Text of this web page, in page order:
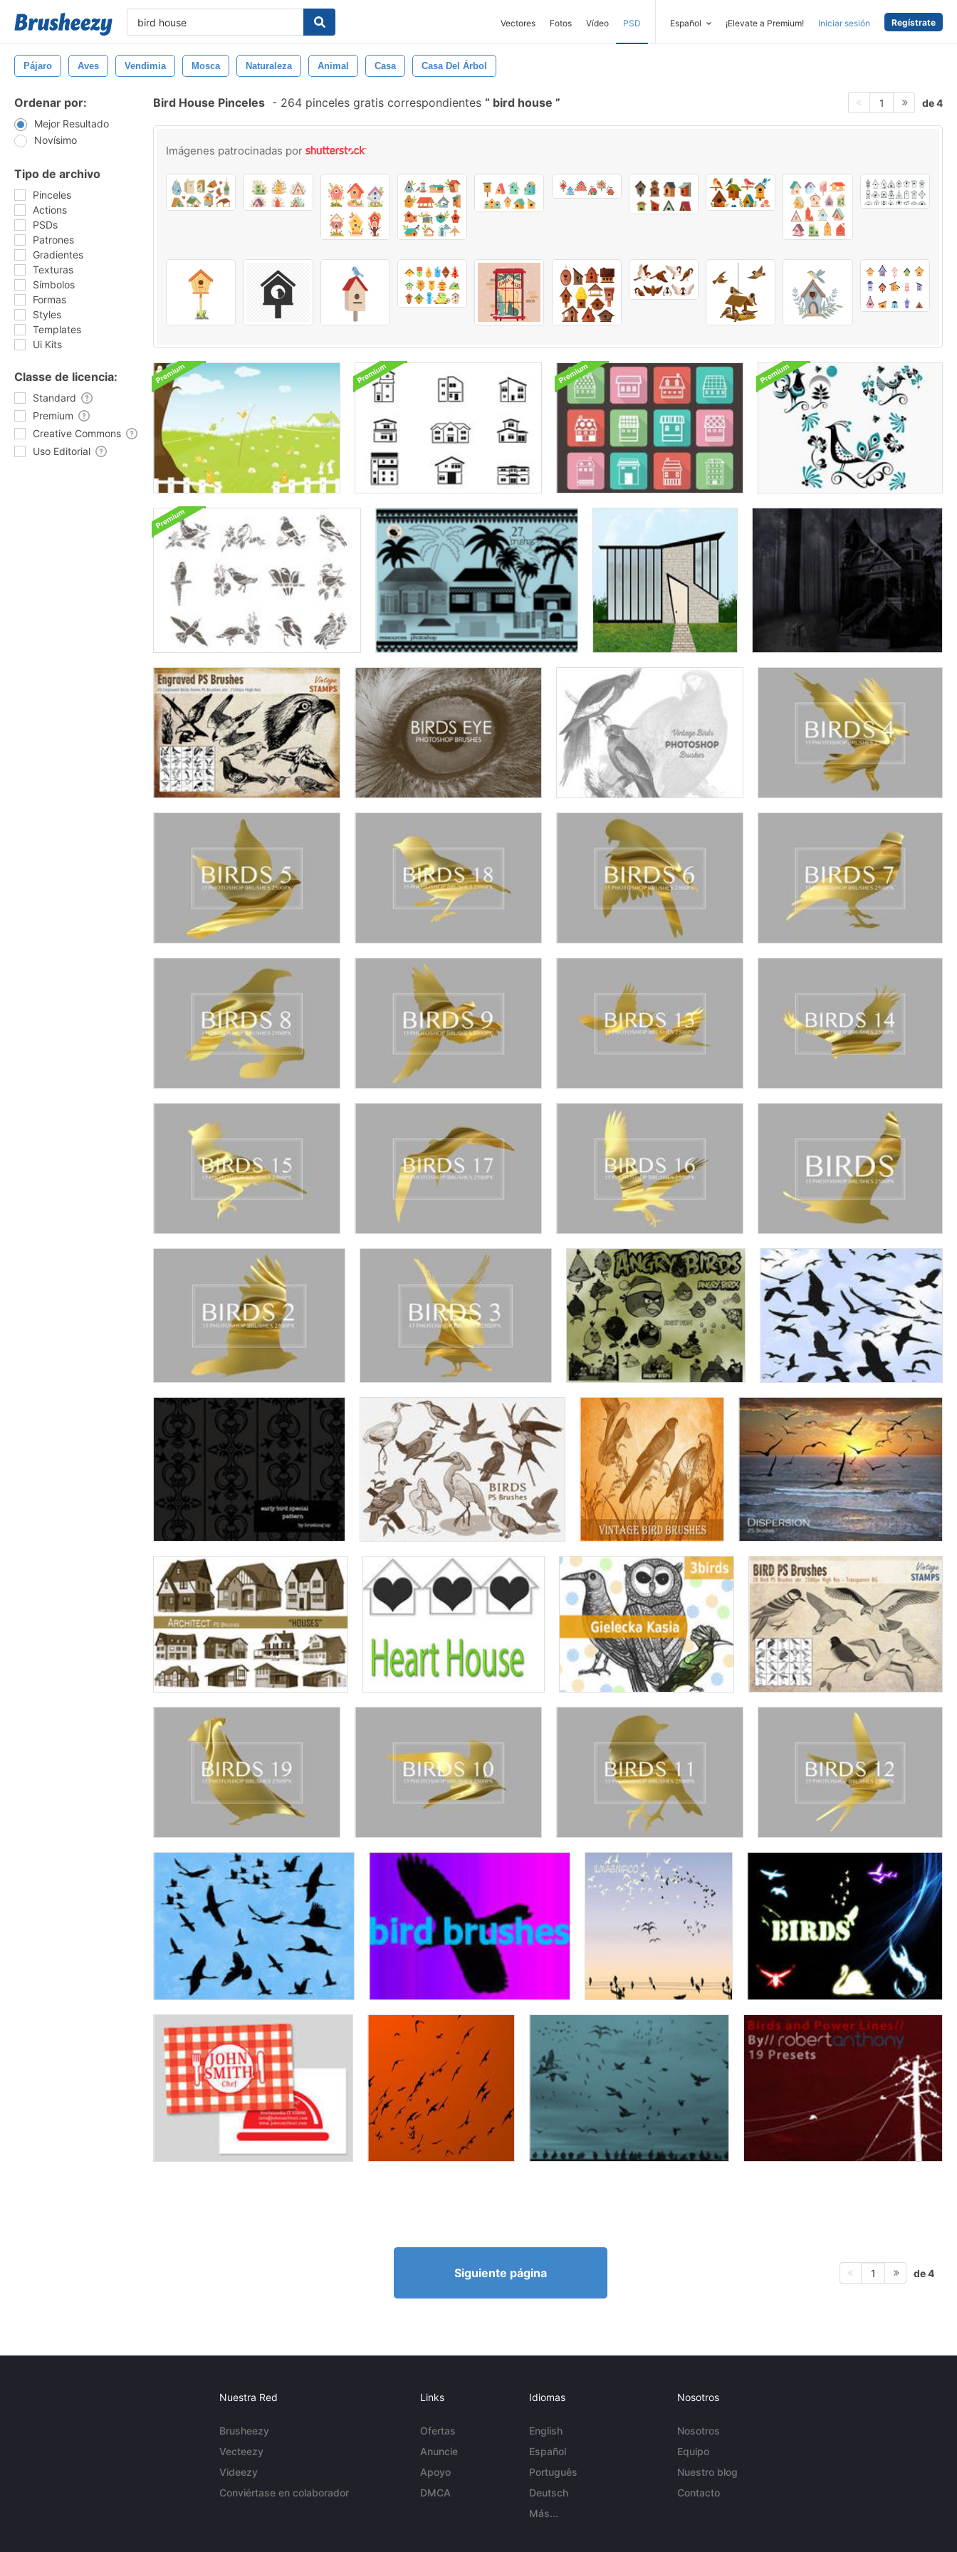
Vectores Fotos Vídeo PSD Español ¡Elevate a Premium! Iniciar sesión Regístrate
Pájaro Aves Vendimia Mosca Naturaleza Animal Casa Casa Del Árbol
Ordenar por:
Mejor Resultado
Novísimo
Tipo de archivo
Pinceles
Actions
PSDs
Patrones
Gradientes
Texturas
Símbolos
Formas
Styles
Templates
Ui Kits
Classe de licencia:
Standard
Premium
Creative Commons
Uso Editorial
Bird House Pinceles - 264 pinceles gratis correspondientes bird house 1 de 4
Imágenes patrocinadas por
Siguiente página 1 de 4
Nuestra Red
Brusheezy
Vecteezy
Videezy
Conviértase en colaborador
Links
Ofertas
Anuncie
Apoyo
DMCA
Idiomas
English
Español
Português
Deutsch
Más...
Nosotros
Nosotros
Equipo
Nuestro blog
Contacto